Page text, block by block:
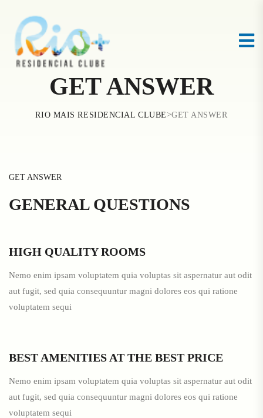
GET ANSWER
RIO MAIS RESIDENCIAL CLUBE >GET ANSWER
GET ANSWER
GENERAL QUESTIONS
HIGH QUALITY ROOMS
Nemo enim ipsam voluptatem quia voluptas sit aspernatur aut odit
aut fugit, sed quia consequuntur magni dolores eos qui ratione
voluptatem sequi
BEST AMENITIES AT THE BEST PRICE
Nemo enim ipsam voluptatem quia voluptas sit aspernatur aut odit
aut fugit, sed quia consequuntur magni dolores eos qui ratione
voluptatem sequi